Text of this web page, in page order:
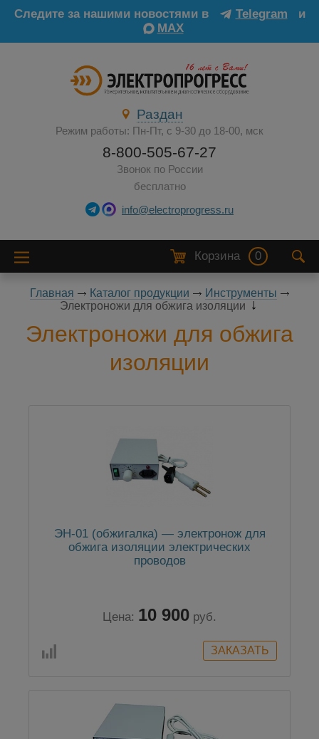
Следите за нашими новостями в Telegram
и
MAX
Раздан
Режим работы: Пн-Пт, с 9-30 до 18-00, мск
8-800-505-67-27
Звонок по России
бесплатно
info@electroprogress.ru
Корзина 0
Главная Каталог продукции
Инструменты
Электроножи для обжига изоляции
Электроножи для обжига
изоляции
ЭН-01 (обжигалка) — электронож для
обжига изоляции электрических
проводов
Цена: 10 900 руб.